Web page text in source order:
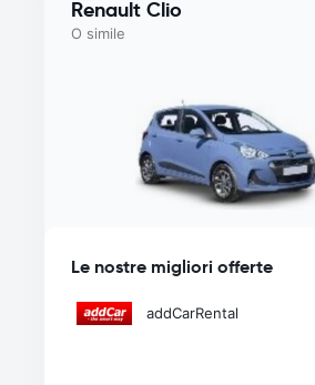
Renault Clio
O simile
Le nostre migliori offerte
addCarRental